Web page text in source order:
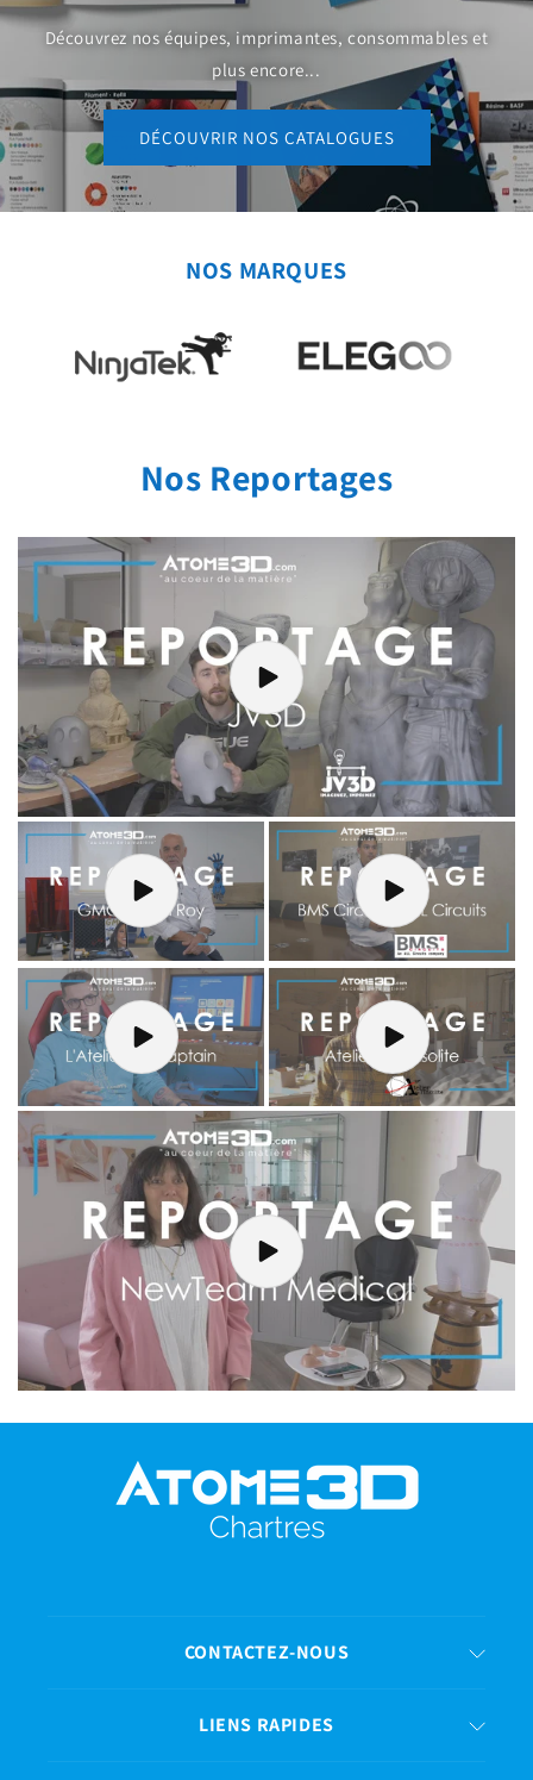
Découvrez nos équipes, imprimantes, consommables et
plus encore...
DÉCOUVRIR NOS CATALOGUES
NOS MARQUES
Nos Reportages
CONTACTEZ-NOUS
LIENS RAPIDES